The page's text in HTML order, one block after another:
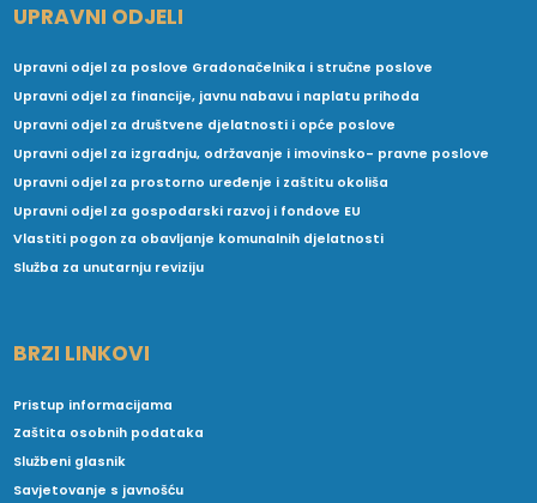
UPRAVNI ODJELI
Upravni odjel za poslove Gradonačelnika i stručne poslove
Upravni odjel za financije, javnu nabavu i naplatu prihoda
Upravni odjel za društvene djelatnosti i opće poslove
Upravni odjel za izgradnju, održavanje i imovinsko- pravne poslove
Upravni odjel za prostorno uređenje i zaštitu okoliša
Upravni odjel za gospodarski razvoj i fondove EU
Vlastiti pogon za obavljanje komunalnih djelatnosti
Služba za unutarnju reviziju
BRZI LINKOVI
Pristup informacijama
Zaštita osobnih podataka
Službeni glasnik
Savjetovanje s javnošću